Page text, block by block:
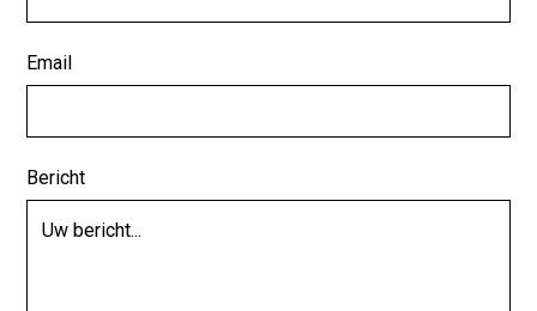
Email
Bericht